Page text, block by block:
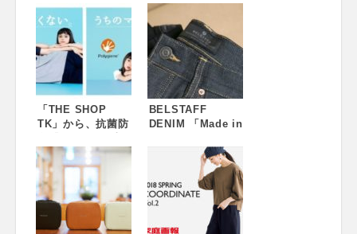
「THE SHOP
TK」から、抗菌防
工商品 ～家族みん
なで、心地よい毎
日を～
BELSTAFF
DENIM 「Made in
ンのデニム職人の
手による限定デニ
ム発売中！象徴的
なBELSTAFFの細
身のシルエット